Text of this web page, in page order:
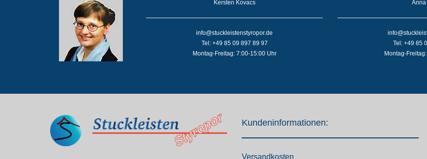
Kersten Kovacs
info@stuckleistenstyropor.de
Tel: +49 85 09 897 89 97
Montag-Freitag: 7:00-15:00 Uhr
Anna
Tel: +49 85
Montag-
Kundeninformationen:
Versandkosten